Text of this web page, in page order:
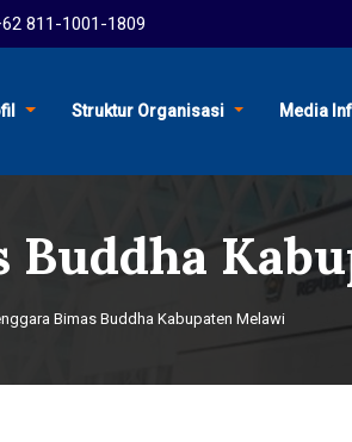
811-1001-1809
Struktur Organisasi Media
Buddha
Bimas Buddha Kabupaten Melawi